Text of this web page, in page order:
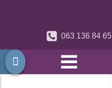
063 136 84 65